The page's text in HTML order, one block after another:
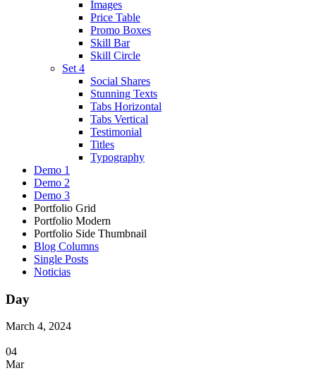
Images
Price Table
Promo Boxes
Skill Bar
Skill Circle
Set 4
Social Shares
Stunning Texts
Tabs Horizontal
Tabs Vertical
Testimonial
Titles
Typography
Demo 1
Demo 2
Demo 3
Portfolio Grid
Portfolio Modern
Portfolio Side Thumbnail
Blog Columns
Single Posts
Noticias
Day
March 4, 2024
04
Mar